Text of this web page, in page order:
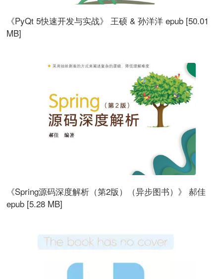
《PyQt 5快速开发与实战》 王硕 & 孙洋洋 epub [50.01
MB]
《Spring源码深度解析（第2版）（异步图书）》 郝佳
epub [5.28 MB]